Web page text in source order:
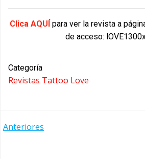
Clica AQUÍ para ver la revista a
de acceso:
Categoría
Revistas Tattoo Love
NAVEGACIÓN
Anteriores